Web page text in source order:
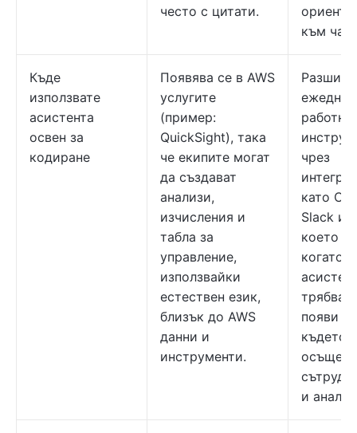
често с цитати.
към
Къде
използвате
асистента
освен за
кодиране
Появява се в AWS
услугите
(пример:
QuickSight), така
че екипите могат
да създават
анализи,
изчисления и
табла за
управление,
използвайки
естествен език,
близък до AWS
данни и
инструменти.
работни
чрез
като
Slack и
което
когато
трябва
появи
където
и